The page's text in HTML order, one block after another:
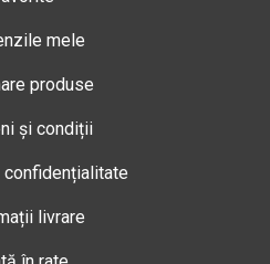
mele
produse
și condiții
confidențialitate
livrare